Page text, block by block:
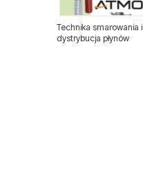
Technika smarowania i
dystrybucja płynów